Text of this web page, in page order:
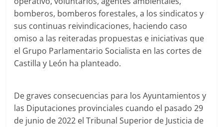
bomberos, bomberos forestales, a los sindicatos y
sus continuas reivindicaciones, haciendo caso
omiso a las reiteradas propuestas e iniciativas que
el Grupo Parlamentario Socialista en las cortes de
Castilla y León ha planteado.
De graves consecuencias para los Ayuntamientos y
las Diputaciones provinciales cuando el pasado 29
de junio de 2022 el Tribunal Superior de Justicia de